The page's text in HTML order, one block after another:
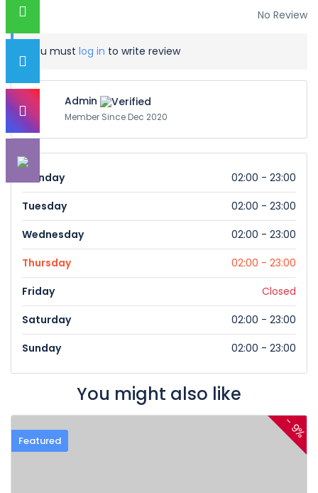
No Review
You must log in to write review
Admin
Member Since Dec 2020
Monday
02:00 - 23:00
Tuesday
02:00 - 23:00
Wednesday
02:00 - 23:00
Thursday
02:00 - 23:00
Friday
Closed
Saturday
02:00 - 23:00
Sunday
02:00 - 23:00
You might also like
Featured - 9%